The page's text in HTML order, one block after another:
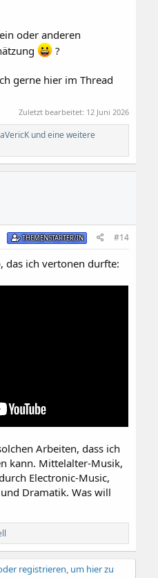
oder anderen
?
gerne hier im Thread
Zuletzt bearbeitet: 12 Juni 2026
und eine weitere
THEMENSTARTER/IN #14
das ich vertonen durfte:
Arbeiten, dass ich
kann. Mittelalter-Musik,
Electronic-Music,
Dramatik. Was will
registrieren, um hier zu